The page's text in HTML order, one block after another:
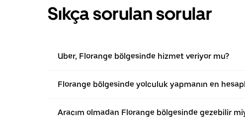
Sıkça sorulan sorular
Uber, Florange bölgesinde hizmet veriyor mu?
Florange bölgesinde yolculuk yapmanın en
Aracım olmadan Florange bölgesinde gezebilir